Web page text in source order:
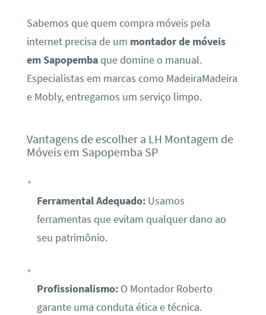
Sabemos que quem compra móveis pela
internet precisa de um montador de móveis
em Sapopembaque domine o manual.
Especialistas em marcas como MadeiraMadeira
e Mobly, entregamos um serviço limpo.
Vantagens de escolher a LH Montagem de
Móveis em Sapopemba SP
Ferramental Adequado:Usamos
ferramentas que evitam qualquer dano ao
seu patrimônio.
Profissionalismo:O Montador Roberto
garante uma conduta ética e técnica.